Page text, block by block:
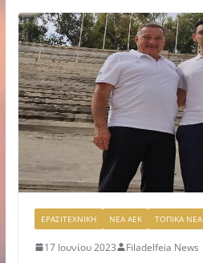
ΕΡΑΣΙΤΕΧΝΙΚΗ ΝΕΑ ΑΕΚ ΤΟΠΙΚΑ ΝΕΑ
17 Ιουνίου 2023 Filadelfeia News